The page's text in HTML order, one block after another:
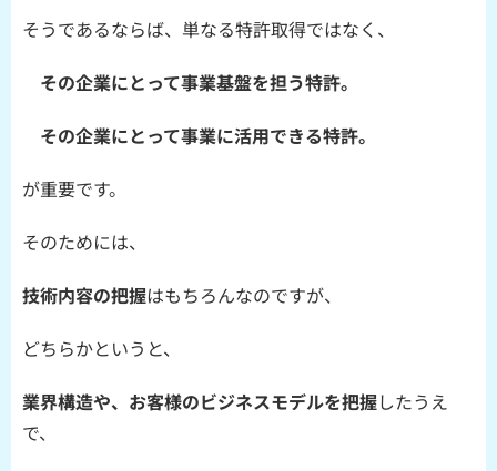
そうであるならば、単なる特許取得ではなく、
その企業にとって事業基盤を担う特許。
その企業にとって事業に活用できる特許。
が重要です。
そのためには、
技術内容の把握はもちろんなのですが、
どちらかというと、
業界構造や、お客様のビジネスモデルを把握したうえ
で、